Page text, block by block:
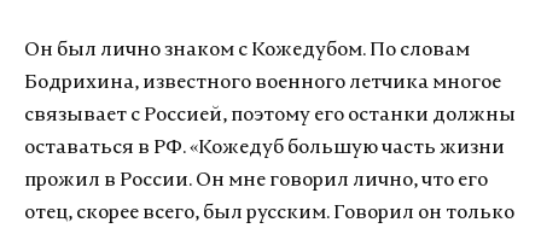
Он был лично знаком с Кожедубом. По словам
Бодрихина, известного военного летчика многое
связывает с Россией, поэтому его останки должны
оставаться в РФ. «Кожедуб большую часть жизни
прожил в России. Он мне говорил лично, что его
отец, скорее всего, был русским. Говорил он только